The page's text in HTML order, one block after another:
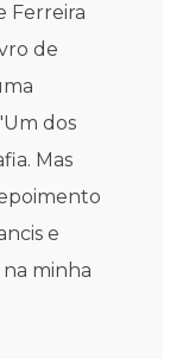
Ferreira
de
dos
Mas
e
minha